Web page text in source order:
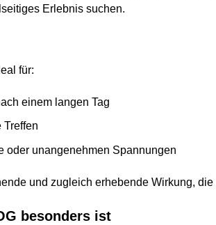
Erlebnis suchen.
für:
einem langen Tag
Treffen
oder unangenehmen Spannungen
und zugleich erhebende Wirkung,
besonders ist